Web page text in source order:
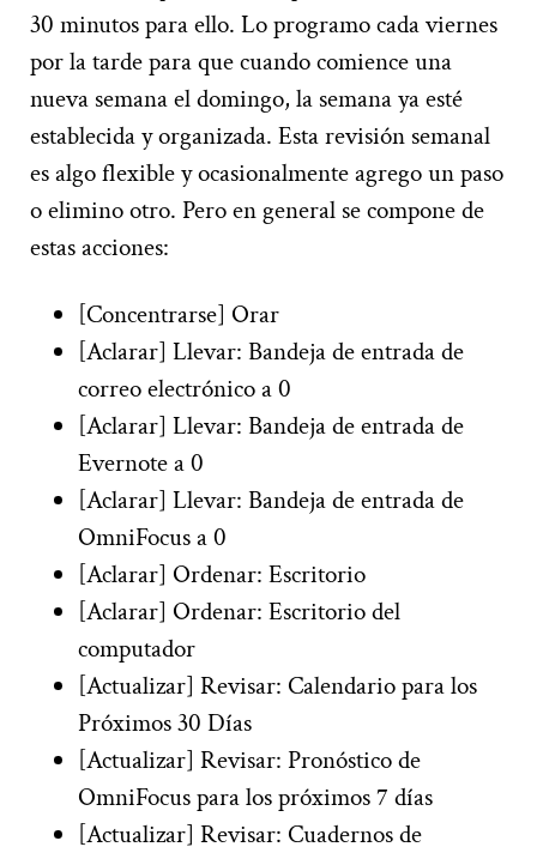
30 minutos para ello. Lo programo cada viernes
por la tarde para que cuando comience una
nueva semana el domingo, la semana ya esté
establecida y organizada. Esta revisión semanal
es algo flexible y ocasionalmente agrego un paso
o elimino otro. Pero en general se compone de
estas acciones:
[Concentrarse] Orar
[Aclarar] Llevar: Bandeja de entrada de
correo electrónico a 0
[Aclarar] Llevar: Bandeja de entrada de
Evernote a 0
[Aclarar] Llevar: Bandeja de entrada de
OmniFocus a 0
[Aclarar] Ordenar: Escritorio
[Aclarar] Ordenar: Escritorio del
computador
[Actualizar] Revisar: Calendario para los
Próximos 30 Días
[Actualizar] Revisar: Pronóstico de
OmniFocus para los próximos 7 días
[Actualizar] Revisar: Cuadernos de